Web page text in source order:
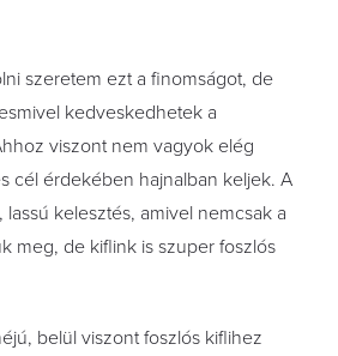
szeretem ezt a finomságot, de
kedveskedhetek a
viszont nem vagyok elég
cél érdekében hajnalban keljek. A
lassú kelesztés, amivel nemcsak a
meg, de kiflink is szuper foszlós
belül viszont foszlós kiflihez